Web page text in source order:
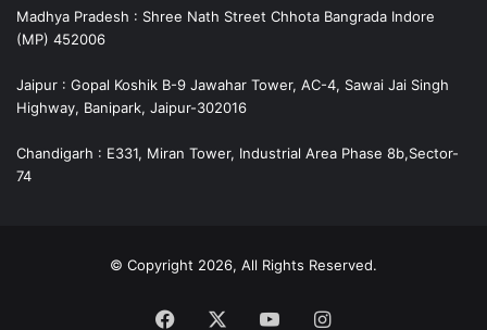
Madhya Pradesh : Shree Nath Street Chhota Bangrada Indore
(MP) 452006
Jaipur : Gopal Koshik B-9 Jawahar Tower, AC-4, Sawai Jai Singh
Highway, Banipark, Jaipur-302016
Chandigarh : E331, Miran Tower, Industrial Area Phase 8b,Sector-
74
© Copyright 2026, All Rights Reserved.
Facebook YouTubeInstagram